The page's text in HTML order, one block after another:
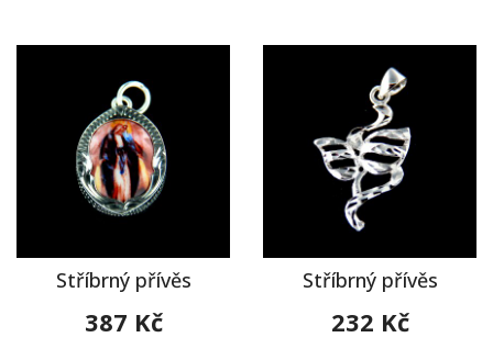
Stříbrný přívěs
387 Kč
Stříbrný přívěs
232 Kč